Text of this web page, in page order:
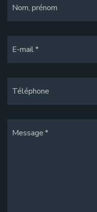
Nom, prénom
E-mail
Téléphone
Message